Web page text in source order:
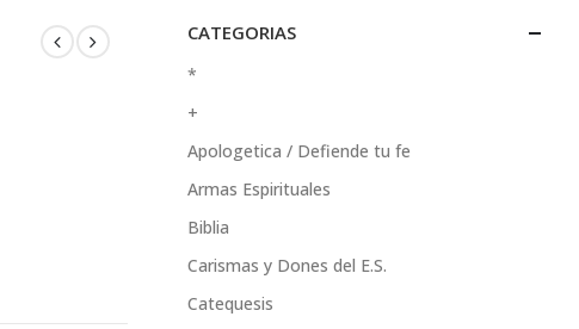
CATEGORIAS
*
+
Apologetica / Defiende tu fe
Armas Espirituales
Biblia
Carismas y Dones del E.S.
Catequesis